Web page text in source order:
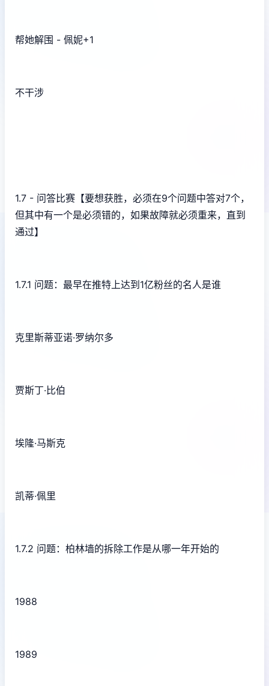
帮她解围 - 佩妮+1
不干涉
1.7 - 问答比赛【要想获胜，必须在9个问题中答对7个，
但其中有一个是必须错的，如果故障就必须重来，直到
通过】
1.7.1 问题：最早在推特上达到1亿粉丝的名人是谁
克里斯蒂亚诺·罗纳尔多
贾斯丁·比伯
埃隆·马斯克
凯蒂·佩里
1.7.2 问题：柏林墙的拆除工作是从哪一年开始的
1988
1989